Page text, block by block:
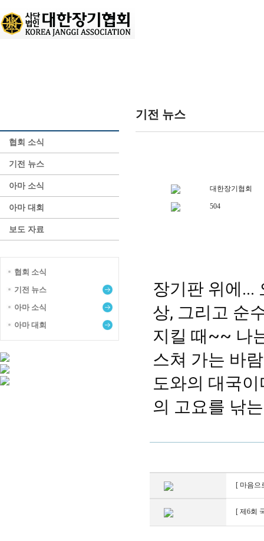
협회 소식
기전 뉴스
아마 소식
아마 대회
보도 자료
협회 소식
기전 뉴스
아마 소식
아마 대회
기전 뉴스
대한장기협회
504
장기판 위에...
상, 그리고 순
지킬 때~~ 나
스쳐 가는 바
도와의 대국
의 고요를 낚
[ 마음으
[ 제6회